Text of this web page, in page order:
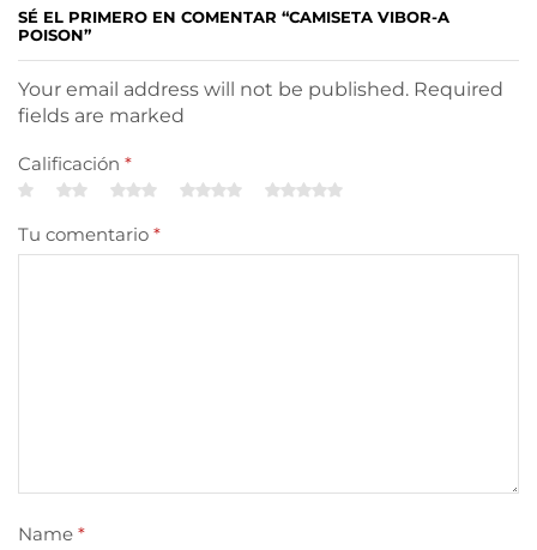
SÉ EL PRIMERO EN COMENTAR “CAMISETA VIBOR-A
POISON”
Your email address will not be published. Required
fields are marked
Calificación *
Tu comentario *
Name *